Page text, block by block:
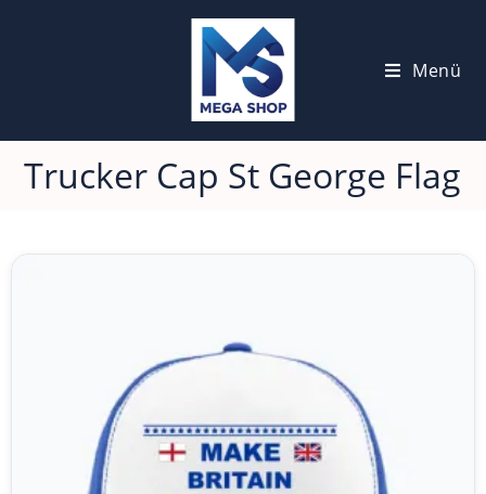
Menü
Trucker Cap St George Flag